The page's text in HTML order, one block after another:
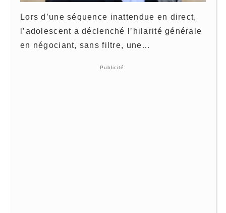
Lors d’une séquence inattendue en direct,
l’adolescent a déclenché l’hilarité générale
en négociant, sans filtre, une…
Publicité: